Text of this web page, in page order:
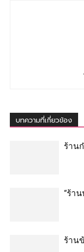
บทความที่เกี่ยวข้อง
ร้าน
“ร้า
ร้าน